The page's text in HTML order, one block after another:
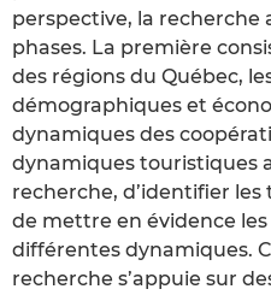
perspective, la recherche
phases. La première
des régions du Québec,
démographiques et
dynamiques des
dynamiques touristiques
recherche, d’identifier
de mettre en évidence
différentes dynamiques.
recherche s’appuie sur